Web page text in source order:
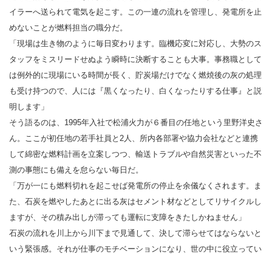
イラーへ送られて電気を起こす。この一連の流れを管理し、発電所を止
めないことが燃料担当の職分だ。
「現場は生き物のように毎日変わります。臨機応変に対応し、大勢のス
タッフをミスリードせぬよう瞬時に決断することも大事。事務職として
は例外的に現場にいる時間が長く、貯炭場だけでなく燃焼後の灰の処理
も受け持つので、人には『黒くなったり、白くなったりする仕事』と説
明します」
そう語るのは、1995年入社で松浦火力が６番目の任地という里野洋史さ
ん。ここが初任地の若手社員と2人、所内各部署や協力会社などと連携
して綿密な燃料計画を立案しつつ、輸送トラブルや自然災害といった不
測の事態にも備えを怠らない毎日だ。
「万が一にも燃料切れを起こせば発電所の停止を余儀なくされます。ま
た、石炭を燃やしたあとに出る灰はセメント材などとしてリサイクルし
ますが、その積み出しが滞っても運転に支障をきたしかねません」
石炭の流れを川上から川下まで見通して、決して滞らせてはならないと
いう緊張感。それが仕事のモチベーションになり、世の中に役立ってい